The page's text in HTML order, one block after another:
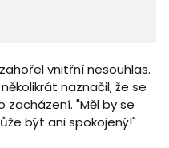
vnitřní nesouhlas.
naznačil, že se
"Měl by se
být ani spokojený!"